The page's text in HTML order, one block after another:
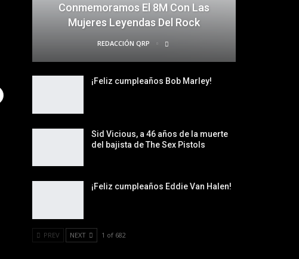
Conmemoramos El 8M Con Las
Mujeres Leyendas Del Rock
REDACCIÓN QRP
¡Feliz cumpleaños Bob Marley!
Sid Vicious, a 46 años de la muerte
del bajista de The Sex Pistols
¡Feliz cumpleaños Eddie Van Halen!
PREV NEXT 1 of 682